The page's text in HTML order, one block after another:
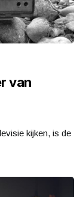
van
kijken, is de